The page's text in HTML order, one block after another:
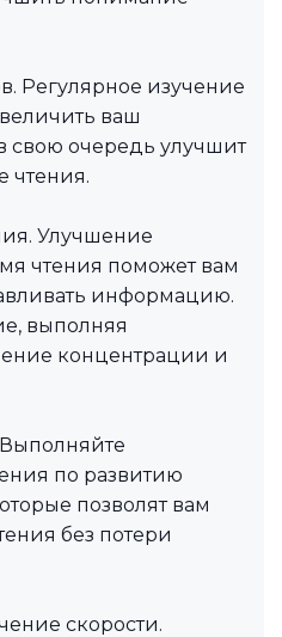
Регулярное изучение
ваш
свою очередь улучшит
чтения.
Улучшение
чтения поможет вам
информацию.
выполняя
концентрации и
Выполняйте
по развитию
позволят вам
без потери
скорости.